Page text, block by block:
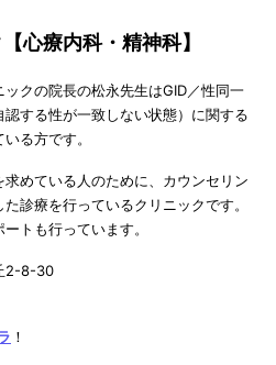
心療内科・精神科】
クの院長の松永先生はGID／性同一
する性が一致しない状態）に関する
る方です。
めている人のために、カウンセリン
診療を行っているクリニックです。
トも行っています。
2-8-30
！